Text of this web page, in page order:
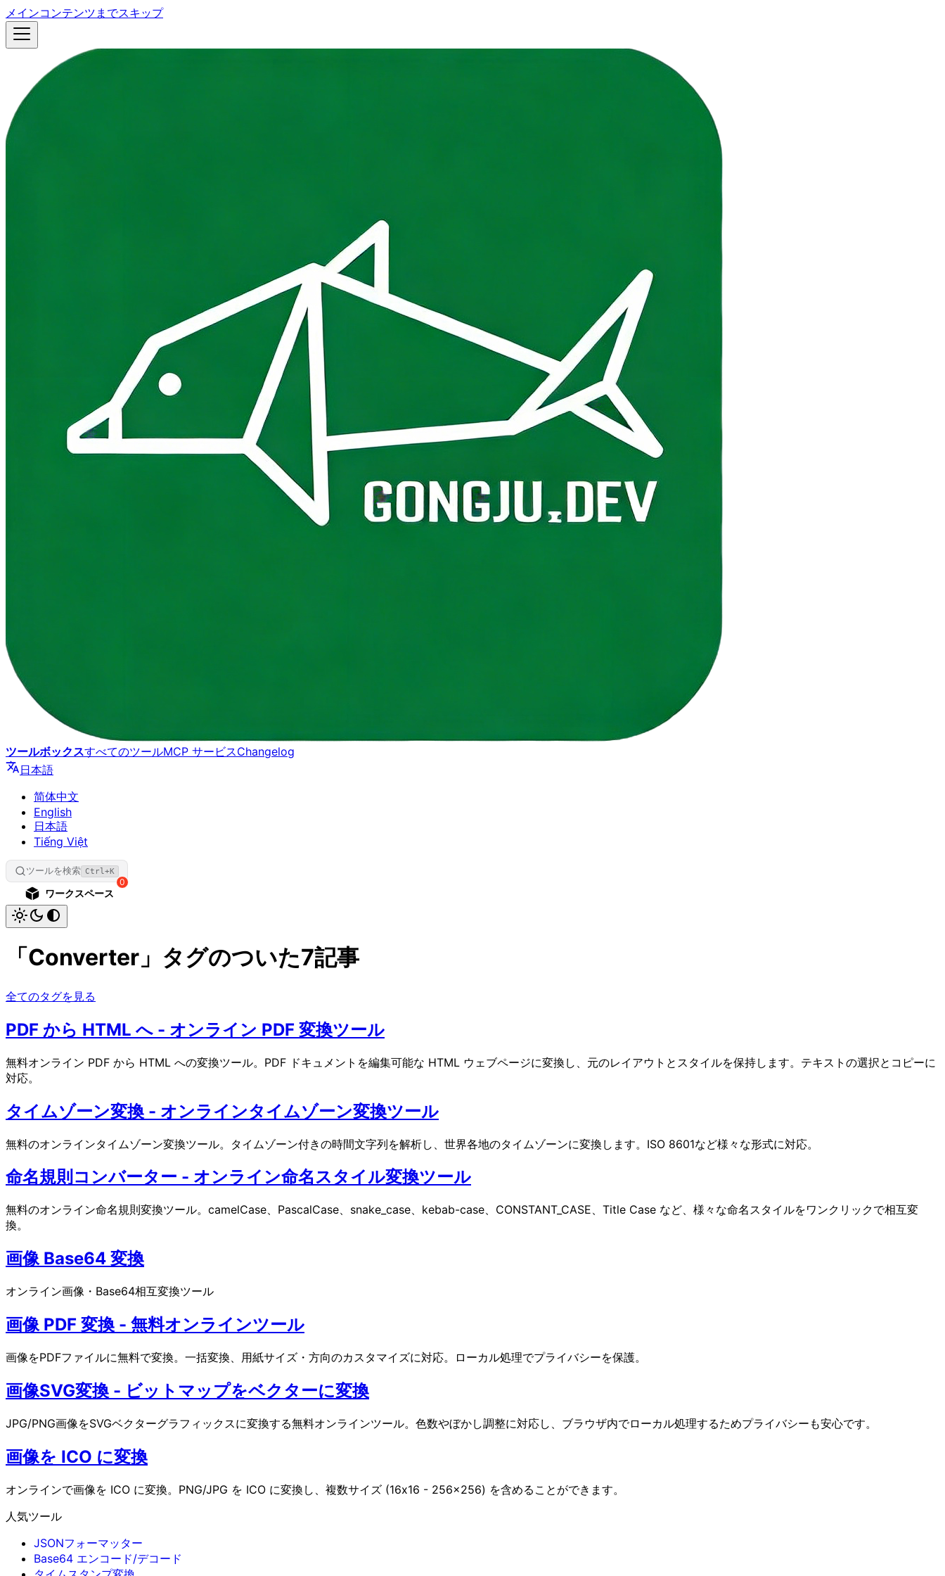
メインコンテンツまでスキップ
ツールボックスすべてのツールMCP サービスChangelog
日本語
简体中文
English
日本語
Tiếng Việt
ツールを検索 Ctrl+K
ワークスペース
0
「Converter」タグのついた7記事
全てのタグを見る
PDF から HTML へ - オンライン PDF 変換ツール
無料オンライン PDF から HTML への変換ツール。PDF ドキュメントを編集可能な HTML ウェブページに変換し、元のレイアウトとスタイルを保持します。テキストの選択とコピーに
対応。
タイムゾーン変換 - オンラインタイムゾーン変換ツール
無料のオンラインタイムゾーン変換ツール。タイムゾーン付きの時間文字列を解析し、世界各地のタイムゾーンに変換します。ISO 8601など様々な形式に対応。
命名規則コンバーター - オンライン命名スタイル変換ツール
無料のオンライン命名規則変換ツール。camelCase、PascalCase、snake_case、kebab-case、CONSTANT_CASE、Title Case など、様々な命名スタイルをワンクリックで相互変
換。
画像 Base64 変換
オンライン画像・Base64相互変換ツール
画像 PDF 変換 - 無料オンラインツール
画像をPDFファイルに無料で変換。一括変換、用紙サイズ・方向のカスタマイズに対応。ローカル処理でプライバシーを保護。
画像SVG変換 - ビットマップをベクターに変換
JPG/PNG画像をSVGベクターグラフィックスに変換する無料オンラインツール。色数やぼかし調整に対応し、ブラウザ内でローカル処理するためプライバシーも安心です。
画像を ICO に変換
オンラインで画像を ICO に変換。PNG/JPG を ICO に変換し、複数サイズ (16x16 - 256x256) を含めることができます。
人気ツール
JSONフォーマッター
Base64 エンコード/デコード